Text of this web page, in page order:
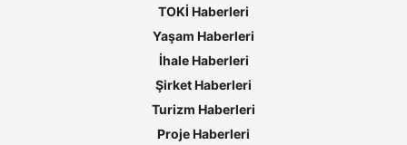
TOKİ Haberleri
Yaşam Haberleri
İhale Haberleri
Şirket Haberleri
Turizm Haberleri
Proje Haberleri